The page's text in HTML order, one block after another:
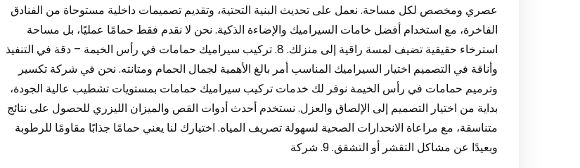
عصري ومخصص لكل مساحة. نعمل على تحديث البنية التحتية، وتقديم تصميمات داخلية مستوحاة من الفنادق
الفاخرة، مع استخدام أفضل خامات السيراميك والإضاءة الذكية. نحن لا نقدم فقط حمامًا عمليًا، بل مساحة
استرخاء حقيقية تضيف لمسة راقية إلى منزلك. 8. تركيب سيراميك حمامات في رأس الخيمة – دقة في التنفيذ
وأناقة في التصميم اختيار السيراميك المناسب أمر بالغ الأهمية لجمال الحمام ومتانته. نحن في شركة تكسير
وترميم حمامات في رأس الخيمة نوفر لك خدمات تركيب سيراميك حمامات بمستويات تشطيب عالية الجودة،
بداية من اختيار التصميم إلى الإلصاق والعزل. نستخدم أحدث أدوات القص والميزان الليزري للحصول على نتائج
متناسقة، مع مراعاة الانحدارات الصحية لسهولة تصريف المياه. اختيارك لنا يعني حمامًا جذابًا مقاومًا للرطوبة
وبعيدًا عن مشاكل التقشر أو التشقق. 9. شركة